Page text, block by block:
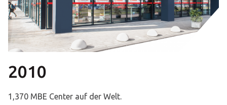
2010
1,370 MBE Center auf der Welt.